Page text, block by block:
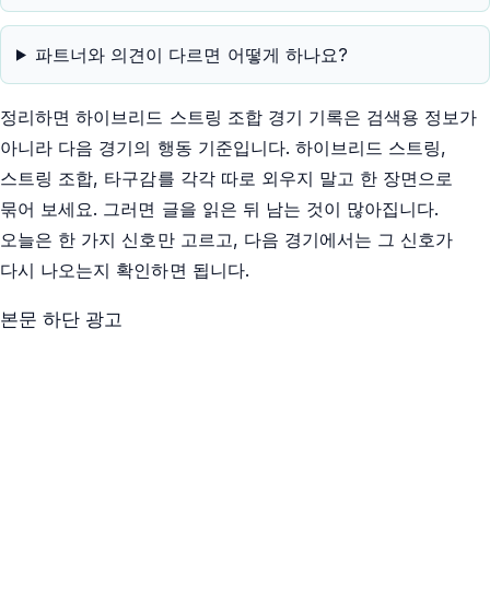
파트너와 의견이 다르면 어떻게 하나요?
정리하면 하이브리드 스트링 조합 경기 기록은 검색용 정보가
아니라 다음 경기의 행동 기준입니다. 하이브리드 스트링,
스트링 조합, 타구감를 각각 따로 외우지 말고 한 장면으로
묶어 보세요. 그러면 글을 읽은 뒤 남는 것이 많아집니다.
오늘은 한 가지 신호만 고르고, 다음 경기에서는 그 신호가
다시 나오는지 확인하면 됩니다.
본문 하단 광고